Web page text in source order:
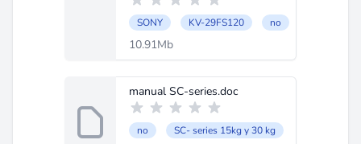
SONY KV-29FS120 no
10.91Mb
manual SC-series.doc
no SC- series 15kg y 30 kg